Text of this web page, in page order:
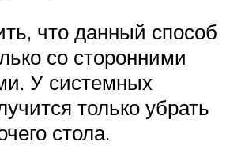
что данный способ
со сторонними
У системных
только убрать
стола.